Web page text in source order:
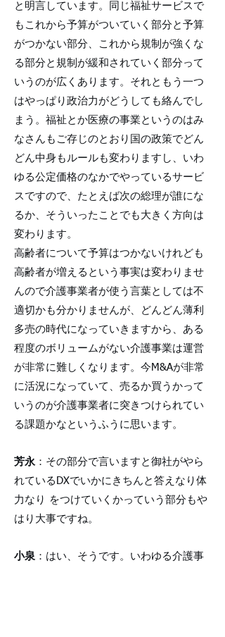
と明言しています。同じ福祉サービスで
もこれから予算がついていく部分と予算
がつかない部分、これから規制が強くな
る部分と規制が緩和されていく部分って
いうのが広くあります。それともう一つ
はやっぱり政治力がどうしても絡んでし
まう。福祉とか医療の事業というのはみ
なさんもご存じのとおり国の政策でどん
どん中身もルールも変わりますし、いわ
ゆる公定価格のなかでやっているサービ
スですので、たとえば次の総理が誰にな
るか、そういったことでも大きく方向は
変わります。
高齢者について予算はつかないけれども
高齢者が増えるという事実は変わりませ
んので介護事業者が使う言葉としては不
適切かも分かりませんが、どんどん薄利
多売の時代になっていきますから、ある
程度のボリュームがない介護事業は運営
が非常に難しくなります。今M&Aが非常
に活況になっていて、売るか買うかって
いうのが介護事業者に突きつけられてい
る課題かなというふうに思います。
芳永：その部分で言いますと御社がやら
れているDXでいかにきちんと答えなり体
力なり をつけていくかっていう部分もや
はり大事ですね。
小泉 ：はい、そうです。いわゆる介護事